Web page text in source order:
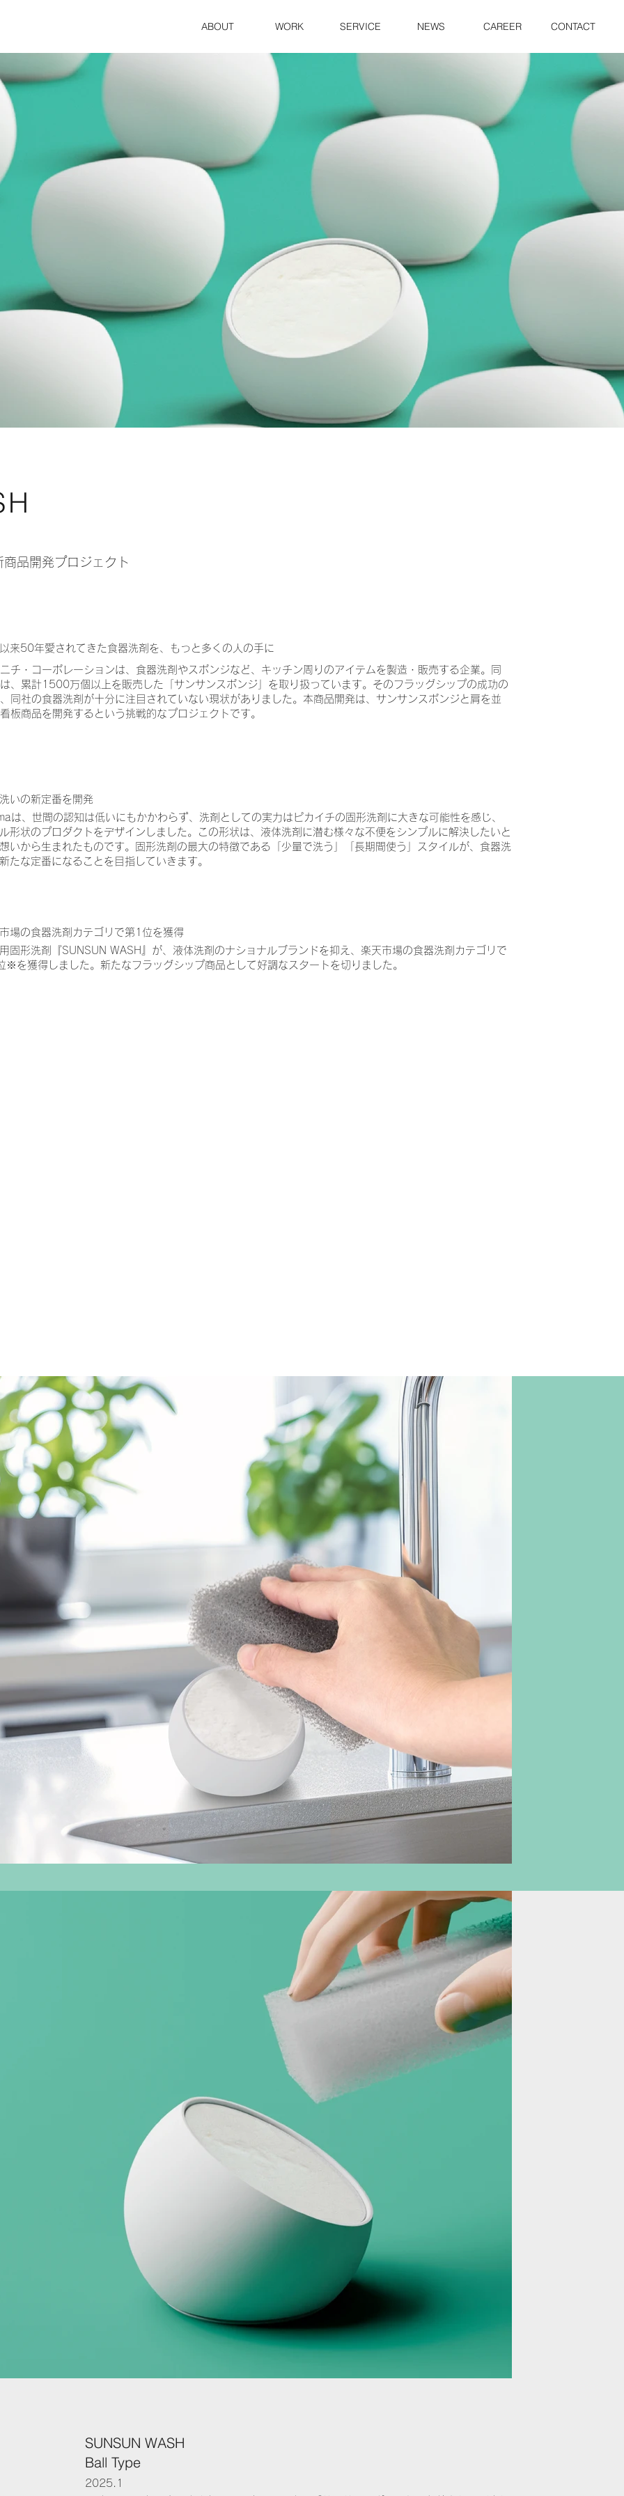
ABOUT WORK SERVICE NEWS CAREER CONTACT
品開発プロジェクト
来50年愛されてきた食器洗剤を、もっと多くの人の手に
チ・コーポレーションは、食器洗剤やスポンジなど、キッチン周りのアイテムを製造・販売する企業。同
、累計1500万個以上を販売した「サンサンスポンジ」を取り扱っています。そのフラッグシップの成功の
同社の食器洗剤が十分に注目されていない現状がありました。本商品開発は、サンサンスポンジと肩を並
板商品を開発するという挑戦的なプロジェクトです。
いの新定番を開発
は、世間の認知は低いにもかかわらず、洗剤としての実力はピカイチの固形洗剤に大きな可能性を感じ、
形状のプロダクトをデザインしました。この形状は、液体洗剤に潜む様々な不便をシンプルに解決したいと
いから生まれたものです。固形洗剤の最大の特徴である「少量で洗う」「長期間使う」スタイルが、食器洗
たな定番になることを目指していきます。
場の食器洗剤カテゴリで第1位を獲得
固形洗剤『SUNSUN WASH』が、液体洗剤のナショナルブランドを抑え、楽天市場の食器洗剤カテゴリで
※を獲得しました。新たなフラッグシップ商品として好調なスタートを切りました。
SUNSUN WASH
Ball Type
2025.1